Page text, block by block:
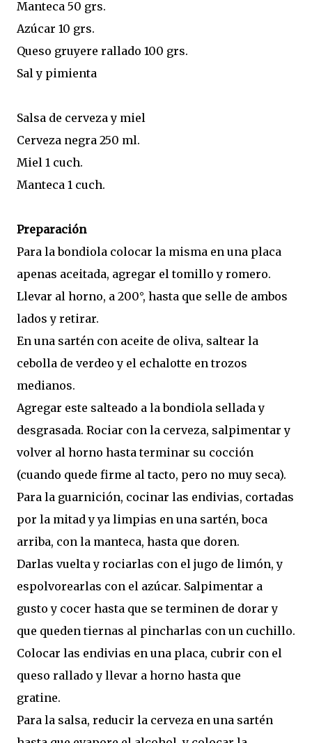
Manteca 50 grs.
Azúcar 10 grs.
Queso gruyere rallado 100 grs.
Sal y pimienta
Salsa de cerveza y miel
Cerveza negra 250 ml.
Miel 1 cuch.
Manteca 1 cuch.
Preparación
Para la bondiola colocar la misma en una placa
apenas aceitada, agregar el tomillo y romero.
Llevar al horno, a 200°, hasta que selle de ambos
lados y retirar.
En una sartén con aceite de oliva, saltear la
cebolla de verdeo y el echalotte en trozos
medianos.
Agregar este salteado a la bondiola sellada y
desgrasada. Rociar con la cerveza, salpimentar y
volver al horno hasta terminar su cocción
(cuando quede firme al tacto, pero no muy seca).
Para la guarnición, cocinar las endivias, cortadas
por la mitad y ya limpias en una sartén, boca
arriba, con la manteca, hasta que doren.
Darlas vuelta y rociarlas con el jugo de limón, y
espolvorearlas con el azúcar. Salpimentar a
gusto y cocer hasta que se terminen de dorar y
que queden tiernas al pincharlas con un cuchillo.
Colocar las endivias en una placa, cubrir con el
queso rallado y llevar a horno hasta que
gratine.
Para la salsa, reducir la cerveza en una sartén